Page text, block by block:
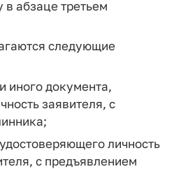
в абзаце третьем
следующие
иного документа,
заявителя, с
личность
с предъявлением